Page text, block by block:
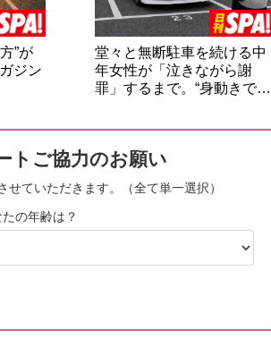
”が
ジン
堂々と無断駐車を続ける中
年女性が「泣きながら謝
罪」するまで。“身動きで…